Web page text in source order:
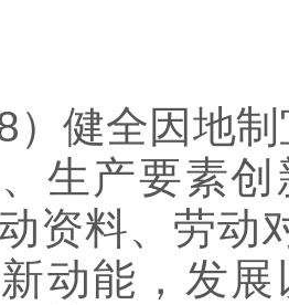
全因地制
生产要素
资料、劳动
动能，发